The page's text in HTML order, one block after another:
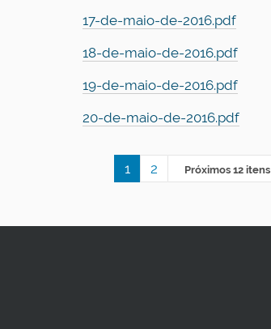
17-de-maio-de-2016.pdf
18-de-maio-de-2016.pdf
19-de-maio-de-2016.pdf
20-de-maio-de-2016.pdf
1 2 Próximos 12 itens